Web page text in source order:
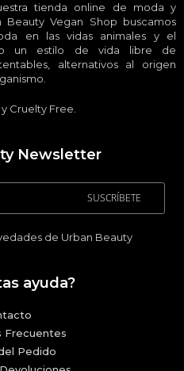
tienda online de moda y
Beauty Vegan Shop buscamos
en las vidas animales y el
un estilo de vida libre de
alternativos al origen
Cruelty Free.
Newsletter
SUSCRÍBETE
de Urban Beauty
ayuda?
Frecuentes
Pedido